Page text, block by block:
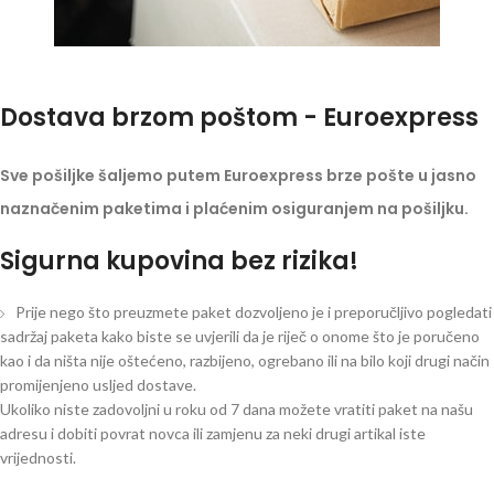
Dostava brzom poštom - Euroexpress
Sve pošiljke šaljemo putem Euroexpress brze pošte u jasno
naznačenim paketima i plaćenim osiguranjem na pošiljku.
Sigurna kupovina bez rizika!
Prije nego što preuzmete paket dozvoljeno je i preporučljivo pogledati
sadržaj paketa kako biste se uvjerili da je riječ o onome što je poručeno
kao i da ništa nije oštećeno, razbijeno, ogrebano ili na bilo koji drugi način
promijenjeno usljed dostave.
Ukoliko niste zadovoljni u roku od 7 dana možete vratiti paket na našu
adresu i dobiti povrat novca ili zamjenu za neki drugi artikal iste
vrijednosti.